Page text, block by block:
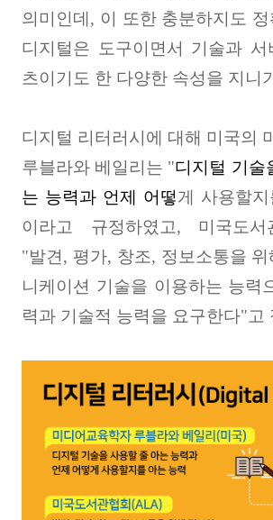
의미인데 , 이 또한 충분하지도
디지털은 도구이면서 기술과 서
츠이기도 한 다양한 속성을 지니
디지털 리터러시에 대해 미국의
루블라와 베일리는 "디지털 기술
는 능력과 언제 어떻게 사용할
이라고 규정하였고, 미국도서
"발견 , 평가, 창조, 정보소통을
니케이션 기술을 이용하는 능력
력과 기술적 능력을 요구한다"고